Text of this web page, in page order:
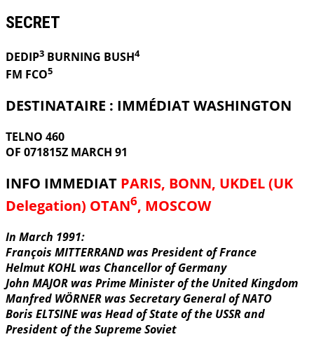
SECRET
DEDIP3 BURNING BUSH4
FM FCO5
DESTINATAIRE : IMMÉDIAT WASHINGTON
TELNO 460
OF 071815Z MARCH 91
INFO IMMEDIAT PARIS, BONN, UKDEL (UK
Delegation) OTAN6, MOSCOW
In March 1991:
François MITTERRAND was President of France
Helmut KOHL was Chancellor of Germany
John MAJOR was Prime Minister of the United Kingdom
Manfred WÖRNER was Secretary General of NATO
Boris ELTSINE was Head of State of the USSR and
President of the Supreme Soviet